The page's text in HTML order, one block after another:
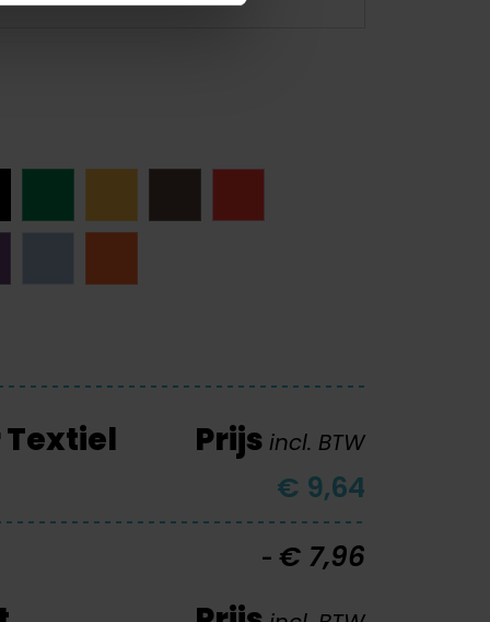
Prijs incl. BTW
€ 9,64
- € 7,96